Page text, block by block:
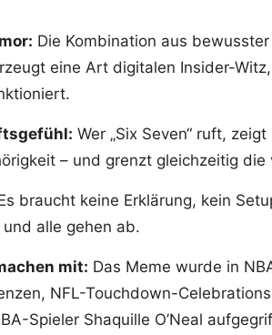
Die Kombination aus
eine Art digitalen Insider-
Wer „Six Seven“ ruft,
– und grenzt gleichzeitig
braucht keine Erklärung, kein
und alle gehen ab.
mit: Das Meme wurde in
NFL-Touchdown-
Spieler Shaquille O’Neal